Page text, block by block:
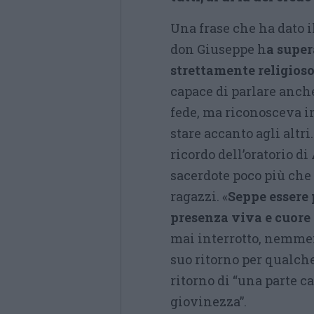
Una frase che ha dato
don Giuseppe ha
strettamente religioso
capace di parlare
fede, ma riconosceva
stare accanto agli
ricordo dell’oratorio di
sacerdote poco più
ragazzi. «Seppe
presenza viva e
mai interrotto,
suo ritorno per
ritorno di “una parte
giovinezza”.